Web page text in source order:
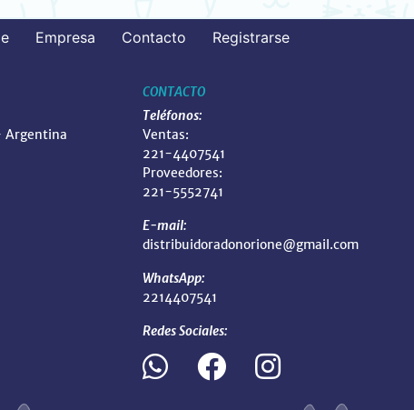
Empresa Contacto Registrarse
Argentina
CONTACTO
Teléfonos:
Ventas:
221-4407541
Proveedores:
221-5552741
E-mail:
distribuidoradonorione@gmail.com
WhatsApp:
2214407541
Redes Sociales: